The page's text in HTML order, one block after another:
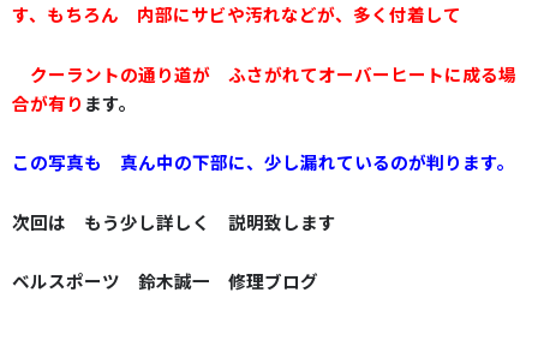
す、 もちろん 内部にサビや汚れなどが、多く付着して
クーラントの通り道が ふさがれてオーバーヒートに成る場
合が有り ます。
この写真も 真ん中の下部に、少し漏れているのが判ります。
次回は もう少し詳しく 説明致します
ベルスポーツ 鈴木誠一 修理ブログ